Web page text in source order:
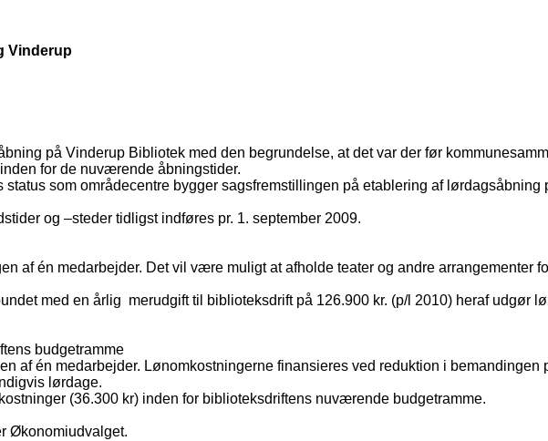
Vinderup
på Vinderup Bibliotek med den begrundelse, at det var der før
for de nuværende åbningstider.
som områdecentre bygger sagsfremstillingen på etablering af
og –steder tidligst indføres pr. 1. september 2009.
af én medarbejder. Det vil være muligt at afholde teater og andre arrangementer
med en årlig merudgift til biblioteksdrift på 126.900 kr. (p/l 2010) heraf udgør
budgetramme
af én medarbejder. Lønomkostningerne finansieres ved reduktion i bemandingen
lørdage.
(36.300 kr) inden for biblioteksdriftens nuværende budgetramme.
Økonomiudvalget.